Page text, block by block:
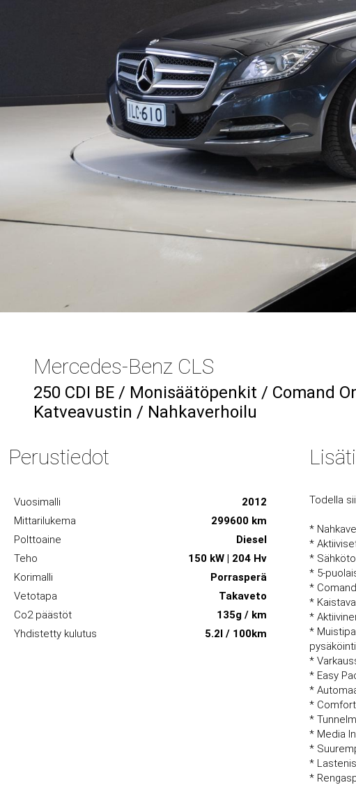
Mercedes-Benz CLS
250 CDI BE / Monisäätöpenkit / Comand
Katveavustin / Nahkaverhoilu
Perustiedot
Vuosimalli
2012
Mittarilukema
299600 km
Polttoaine
Diesel
Teho
150 kW | 204 Hv
Korimalli
Porrasperä
Vetotapa
Takaveto
Co2 päästöt
135g / km
Yhdistetty kulutus
5.2l / 100km
Todella
*
*
*
* 5-
*
*
*
*
*
* Easy
*
*
*
* Media
*
*
*